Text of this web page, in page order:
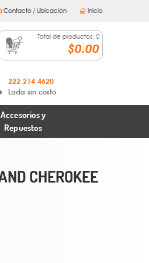
Contacto / Ubicación Inicio
Total de productos: 0
$0.00
222 214 4620
Lada sin costo
Accesorios y
Repuestos
CHEROKEE